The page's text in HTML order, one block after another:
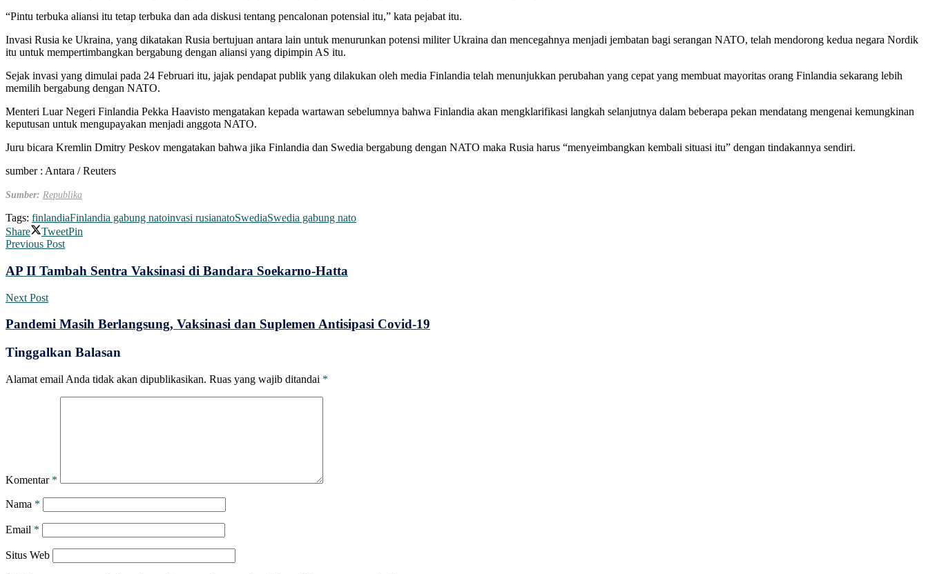
“Pintu terbuka aliansi itu tetap terbuka dan ada diskusi tentang pencalonan potensial itu,” kata pejabat itu.
Invasi Rusia ke Ukraina, yang dikatakan Rusia bertujuan antara lain untuk menurunkan potensi militer Ukraina dan mencegahnya menjadi jembatan bagi serangan NATO, telah mendorong kedua negara Nordik
itu untuk mempertimbangkan bergabung dengan aliansi yang dipimpin AS itu.
Sejak invasi yang dimulai pada 24 Februari itu, jajak pendapat publik yang dilakukan oleh media Finlandia telah menunjukkan perubahan yang cepat yang membuat mayoritas orang Finlandia sekarang lebih
memilih bergabung dengan NATO.
Menteri Luar Negeri Finlandia Pekka Haavisto mengatakan kepada wartawan sebelumnya bahwa Finlandia akan mengklarifikasi langkah selanjutnya dalam beberapa pekan mendatang mengenai kemungkinan
keputusan untuk mengupayakan menjadi anggota NATO.
Juru bicara Kremlin Dmitry Peskov mengatakan bahwa jika Finlandia dan Swedia bergabung dengan NATO maka Rusia harus “menyeimbangkan kembali situasi itu” dengan tindakannya sendiri.
sumber : Antara / Reuters
Sumber: Republika
Tags: finlandiaFinlandia gabung natoinvasi rusianatoSwediaSwedia gabung nato
Share
TweetPin
Previous Post
AP II Tambah Sentra Vaksinasi di Bandara Soekarno-Hatta
Next Post
Pandemi Masih Berlangsung, Vaksinasi dan Suplemen Antisipasi Covid-19
Tinggalkan Balasan
Alamat email Anda tidak akan dipublikasikan. Ruas yang wajib ditandai *
Komentar *
Nama *
Email *
Situs Web